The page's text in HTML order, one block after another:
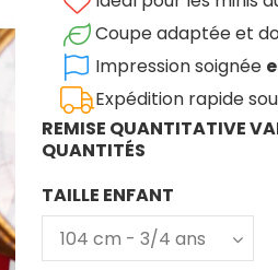
Coupe adaptée et
Impression soignée
Expédition rapide
REMISE QUANTITATIVE
QUANTITÉS
TAILLE ENFANT